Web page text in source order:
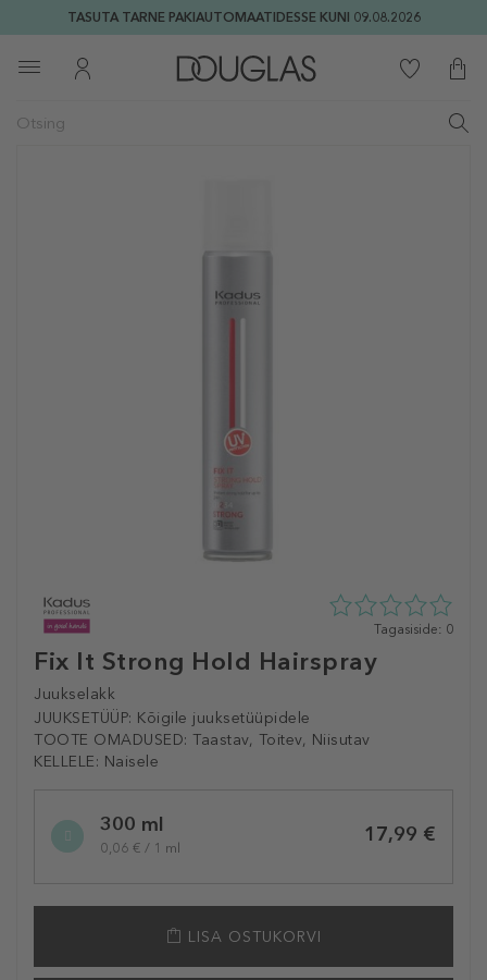
TASUTA TARNE PAKIAUTOMAATIDESSE KUNI 09.08.2026
Fix It Strong Hold Hairspray
Juukselakk
JUUKSETÜÜP: Kõigile juuksetüüpidele
TOOTE OMADUSED: Taastav, Toitev, Niisutav
KELLELE: Naisele
0
5st
Tagasiside: 0
variation300 ml
0,06 € / 1 ml
17,99 €
LISA OSTUKORVI